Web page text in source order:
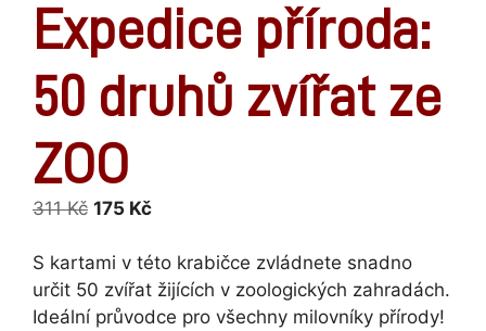
Expedice příroda:
50 druhů zvířat ze
ZOO
311Kč Původní
byla:
311 Kč.
175 KčAktuální
je:
175 Kč.
S kartami v této krabičce zvládnete snadno
určit 50 zvířat žijících v zoologických zahradách.
Ideální průvodce pro všechny milovníky přírody!